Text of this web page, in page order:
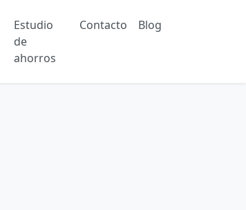
Estudio
de
ahorros
Contacto Blog